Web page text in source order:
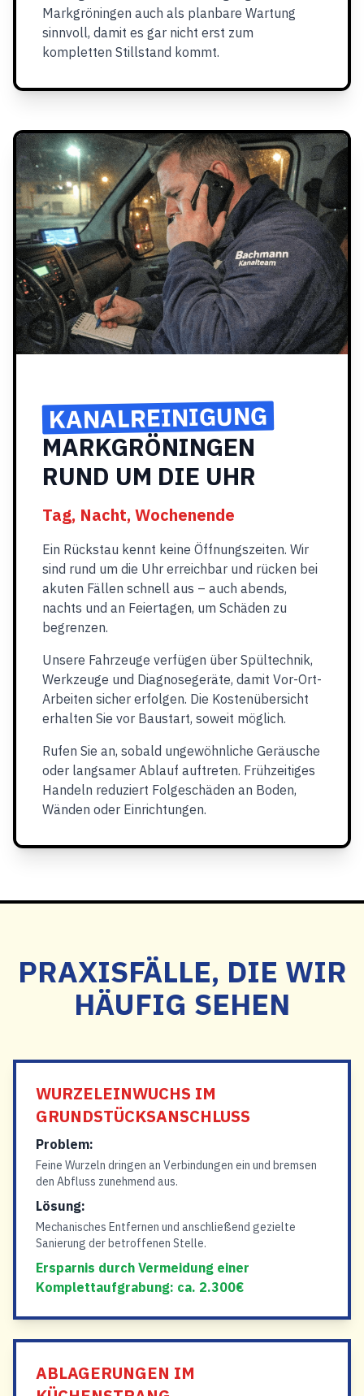
Markgröningen auch als planbare Wartung
sinnvoll, damit es gar nicht erst zum
kompletten Stillstand kommt.
KANALREINIGUNG
MARKGRÖNINGEN
RUND UM DIE UHR
Tag, Nacht, Wochenende
Ein Rückstau kennt keine Öffnungszeiten. Wir
sind rund um die Uhr erreichbar und rücken bei
akuten Fällen schnell aus – auch abends,
nachts und an Feiertagen, um Schäden zu
begrenzen.
Unsere Fahrzeuge verfügen über Spültechnik,
Werkzeuge und Diagnosegeräte, damit Vor-Ort-
Arbeiten sicher erfolgen. Die Kostenübersicht
erhalten Sie vor Baustart, soweit möglich.
Rufen Sie an, sobald ungewöhnliche Geräusche
oder langsamer Ablauf auftreten. Frühzeitiges
Handeln reduziert Folgeschäden an Boden,
Wänden oder Einrichtungen.
PRAXISFÄLLE, DIE WIR
HÄUFIG SEHEN
WURZELEINWUCHS IM
GRUNDSTÜCKSANSCHLUSS
Problem:
Feine Wurzeln dringen an Verbindungen ein und bremsen
den Abfluss zunehmend aus.
Lösung:
Mechanisches Entfernen und anschließend gezielte
Sanierung der betroffenen Stelle.
Ersparnis durch Vermeidung einer
Komplettaufgrabung: ca. 2.300€
ABLAGERUNGEN IM